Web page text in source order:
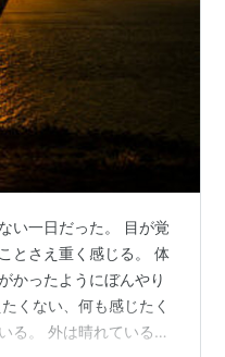
い一日だった。 目が覚
とさえ重く感じる。 体
かったようにぼんやり
くない、何も感じたく
る。 外は晴れているの